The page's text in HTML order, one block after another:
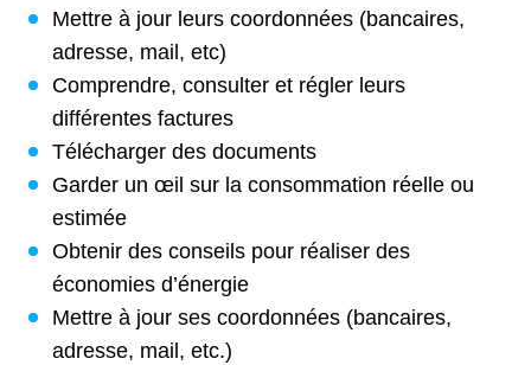
Mettre à jour leurs coordonnées (bancaires,
adresse, mail, etc)
Comprendre, consulter et régler leurs
différentes factures
Télécharger des documents
Garder un œil sur la consommation réelle ou
estimée
Obtenir des conseils pour réaliser des
économies d’énergie
Mettre à jour ses coordonnées (bancaires,
adresse, mail, etc.)